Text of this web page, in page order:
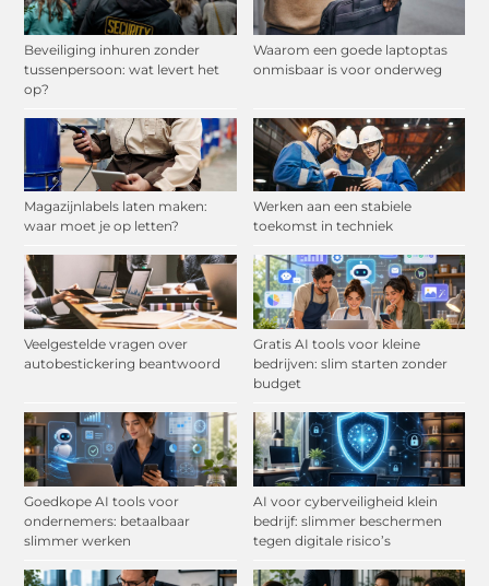
Beveiliging inhuren zonder
tussenpersoon: wat levert het
op?
Waarom een goede laptoptas
onmisbaar is voor onderweg
Magazijnlabels laten maken:
waar moet je op letten?
Werken aan een stabiele
toekomst in techniek
Veelgestelde vragen over
autobestickering beantwoord
Gratis AI tools voor kleine
bedrijven: slim starten zonder
budget
Goedkope AI tools voor
ondernemers: betaalbaar
slimmer werken
AI voor cyberveiligheid klein
bedrijf: slimmer beschermen
tegen digitale risico’s